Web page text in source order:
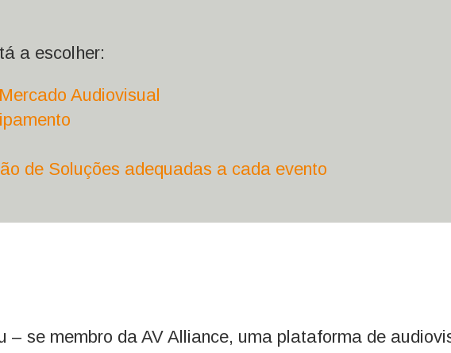
a escolher:
Audiovisual
de Soluções adequadas a cada evento
– se membro da AV Alliance, uma plataforma de